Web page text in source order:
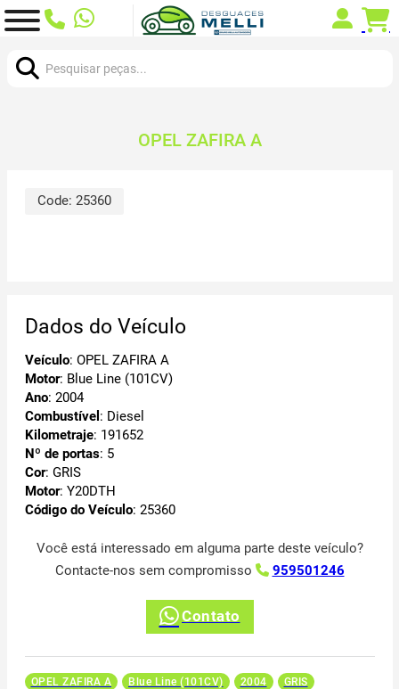
OPEL ZAFIRA A
Code: 25360
Dados do Veículo
Veículo: OPEL ZAFIRA A
Motor: Blue Line (101CV)
Ano: 2004
Combustível : Diesel
Kilometraje: 191652
Nº de portas: 5
Cor: GRIS
Motor: Y20DTH
Código do Veículo: 25360
Você está interessado em alguma parte deste veículo?
Contacte-nos sem compromisso
959501246
Contato
OPEL ZAFIRA A Blue Line (101CV) 2004 GRIS